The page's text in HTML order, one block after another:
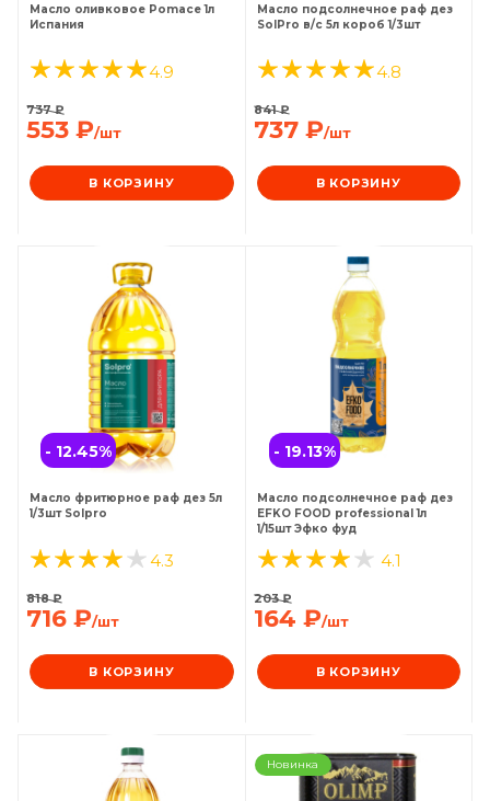
Масло оливковое Pomace 1л
Испания
4.9
553 ₽/шт
737₽
В КОРЗИНУ
Масло подсолнечное раф дез
SolPro в/с 5л короб 1/3шт
4.8
737₽/шт
841₽
В КОРЗИНУ
- 12.45%
Масло фритюрное раф дез 5л
1/3шт Solpro
4.3
716 ₽/шт
818₽
В КОРЗИНУ
- 19.13%
Масло подсолнечное раф дез
EFKO FOOD professional 1л
1/15шт Эфко фуд
4.1
164 ₽/шт
203₽
В КОРЗИНУ
Новинка